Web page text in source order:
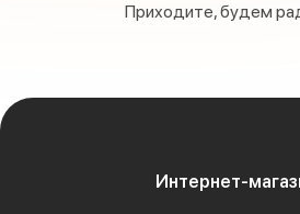
Приходите, будем
Интернет-